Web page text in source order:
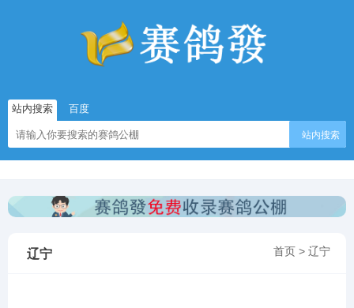
站内搜索 百度
站内搜索
首页 > 辽宁
辽宁